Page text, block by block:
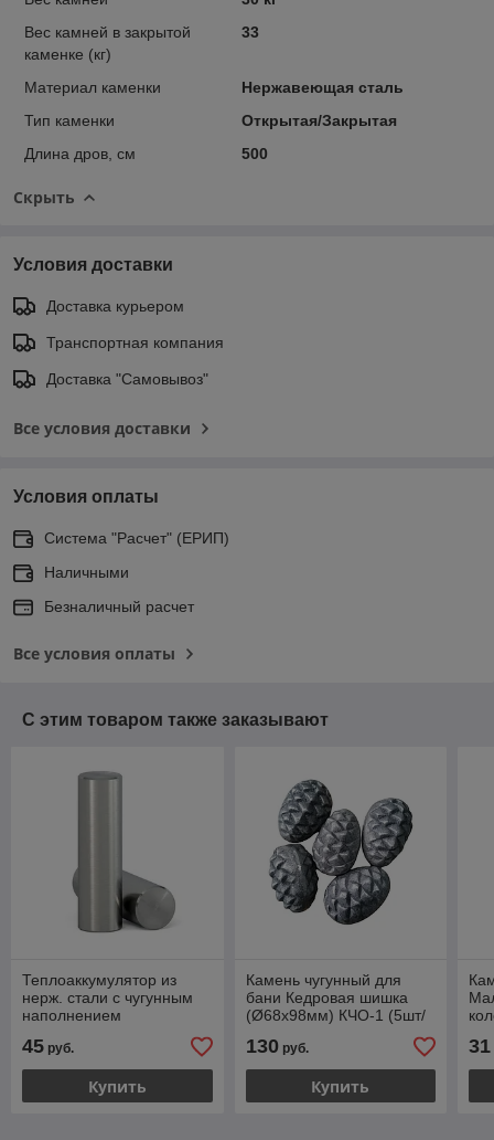
Вес камней в закрытой
каменке (кг)
33
Материал каменки
Нержавеющая сталь
Тип каменки
Открытая/Закрытая
Длина дров, см
500
Скрыть
Условия доставки
Доставка курьером
Транспортная компания
Доставка "Самовывоз"
Все условия доставки
Условия оплаты
Система "Расчет" (ЕРИП)
Наличными
Безналичный расчет
Все условия оплаты
С этим товаром также заказывают
Теплоаккумулятор из
нерж. стали с чугунным
наполнением
45 руб.
Купить
Камень чугунный для
бани Кедровая шишка
(Ø68х98мм) КЧО-1 (5шт/
130руб.
Купить
31